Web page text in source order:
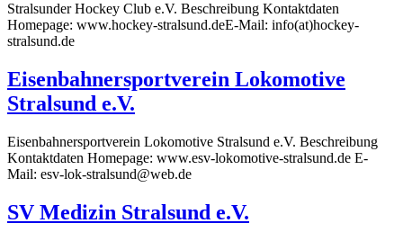
Stralsunder Hockey Club e.V. Beschreibung Kontaktdaten
Homepage: www.hockey-stralsund.deE-Mail: info(at)hockey-
stralsund.de
Eisenbahnersportverein Lokomotive
Stralsund e.V.
Eisenbahnersportverein Lokomotive Stralsund e.V. Beschreibung
Kontaktdaten Homepage: www.esv-lokomotive-stralsund.de E-
Mail: esv-lok-stralsund@web.de
SV Medizin Stralsund e.V.